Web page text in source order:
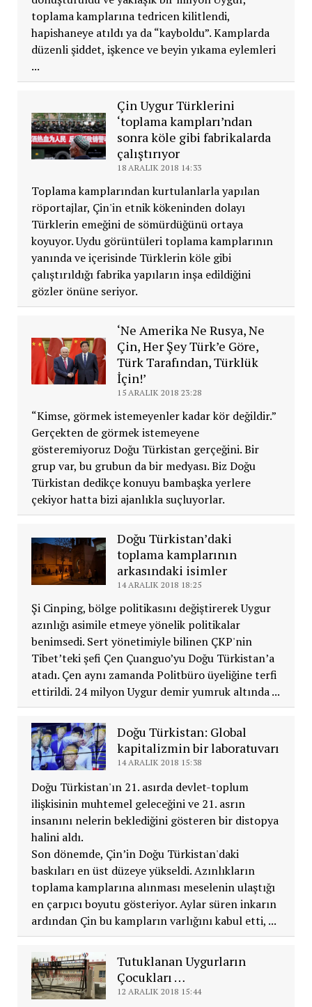
toplama kamplarına tedricen kilitlendi,
hapishaneye atıldı ya da “kayboldu”. Kamplarda
düzenli şiddet, işkence ve beyin yıkama eylemleri
...
Çin Uygur Türklerini
‘toplama kampları’ndan
sonra köle gibi fabrikalarda
çalıştırıyor
18 ARALIK 2018 14:33
Toplama kamplarından kurtulanlarla yapılan
röportajlar, Çin'in etnik kökeninden dolayı
Türklerin emeğini de sömürdüğünü ortaya
koyuyor. Uydu görüntüleri toplama kamplarının
yanında ve içerisinde Türklerin köle gibi
çalıştırıldığı fabrika yapıların inşa edildiğini
gözler önüne seriyor.
‘Ne Amerika Ne Rusya, Ne
Çin, Her Şey Türk’e Göre,
Türk Tarafından, Türklük
İçin!’
15 ARALIK 2018 23:28
“Kimse, görmek istemeyenler kadar kör değildir.”
Gerçekten de görmek istemeyene
gösteremiyoruz Doğu Türkistan gerçeğini. Bir
grup var, bu grubun da bir medyası. Biz Doğu
Türkistan dedikçe konuyu bambaşka yerlere
çekiyor hatta bizi ajanlıkla suçluyorlar.
Doğu Türkistan’daki
toplama kamplarının
arkasındaki isimler
14 ARALIK 2018 18:25
Şi Cinping, bölge politikasını değiştirerek Uygur
azınlığı asimile etmeye yönelik politikalar
benimsedi. Sert yönetimiyle bilinen ÇKP'nin
Tibet’teki şefi Çen Çuanguo’yu Doğu Türkistan’a
atadı. Çen aynı zamanda Politbüro üyeliğine terfi
ettirildi. 24 milyon Uygur demir yumruk altında ...
Doğu Türkistan: Global
kapitalizmin bir laboratuvarı
14 ARALIK 2018 15:38
Doğu Türkistan'ın 21. asırda devlet-toplum
ilişkisinin muhtemel geleceğini ve 21. asrın
insanını nelerin beklediğini gösteren bir distopya
halini aldı.
Son dönemde, Çin’in Doğu Türkistan'daki
baskıları en üst düzeye yükseldi. Azınlıkların
toplama kamplarına alınması meselenin ulaştığı
en çarpıcı boyutu gösteriyor. Aylar süren inkarın
ardından Çin bu kampların varlığını kabul etti, ...
Tutuklanan Uygurların
Çocukları …
12 ARALIK 2018 15:44